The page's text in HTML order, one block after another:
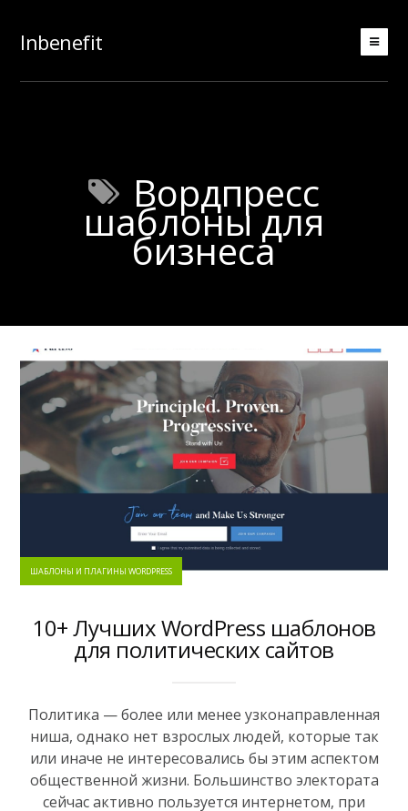
Inbenefit
Вордпресс
шаблоны для
бизнеса
ШАБЛОНЫ И ПЛАГИНЫ WORDPRESS
10+ Лучших WordPress шаблонов
для политических сайтов
Политика — более или менее узконаправленная
ниша, однако нет взрослых людей, которые так
или иначе не интересовались бы этим аспектом
общественной жизни. Большинство электората
сейчас активно пользуется интернетом, при